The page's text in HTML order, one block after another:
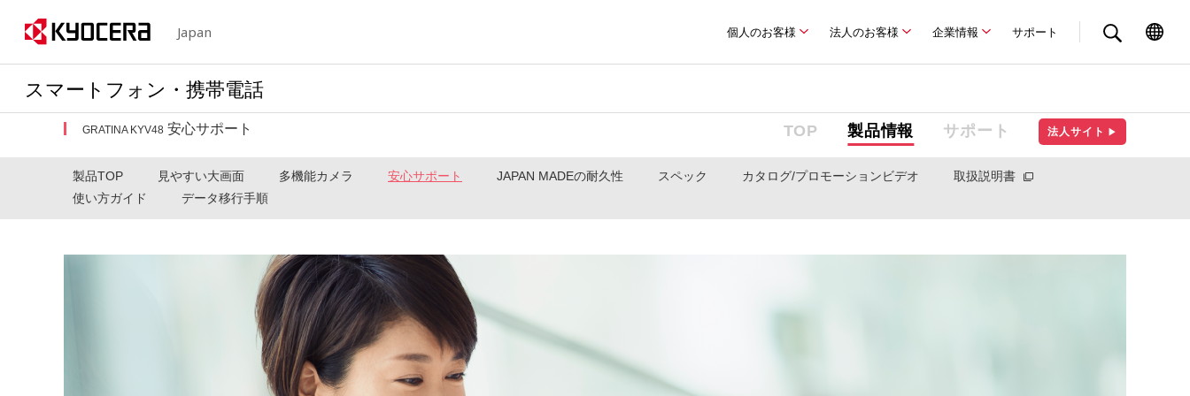
Japan 個人のお客様 法人のお客様 企業情報 サポート
スマートフォン・携帯電話
TOP 製品情報 サポート 法人サイト ▶
GRATINA KYV48 安心サポート
製品TOP 見やすい大画面 多機能カメラ 安心サポート JAPAN MADEの耐久性 スペック カタログ/プロモーションビデオ
取扱説明書
使い方ガイド
データ移行手順